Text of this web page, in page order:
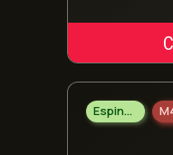
Espingarda